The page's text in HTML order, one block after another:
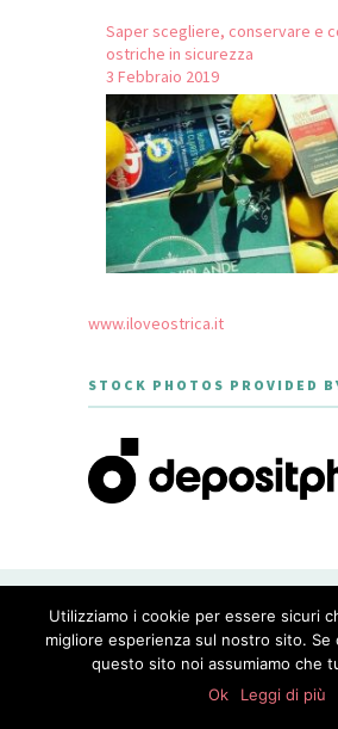
Saper scegliere, conservare e
ostriche in sicurezza
3 Febbraio 2019
www.iloveostrica.it
STOCK PHOTOS PROVIDED
GOURMET - THEME
Utilizziamo i cookie per essere sicuri
migliore esperienza sul nostro sito. Se
questo sito noi assumiamo che
Ok
Leggi di più